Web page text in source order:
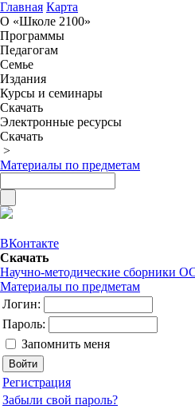
Главная Карта
О «Школе 2100»
Программы
Педагогам
Семье
Издания
Курсы и семинары
Скачать
Электронные ресурсы
Скачать
>
Материалы по предметам
ВКонтакте
Скачать
Научно-методические сборники
Материалы по предметам
Логин:
Пароль:
Запомнить меня
Регистрация
Забыли свой пароль?